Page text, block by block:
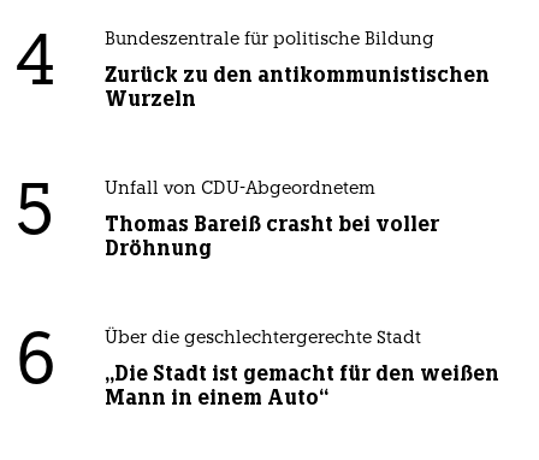
4 Bundeszentrale für politische Bildung
Zurück zu den antikommunistischen
Wurzeln
5 Unfall von CDU-Abgeordnetem
Thomas Bareiß crasht bei voller
Dröhnung
6 Über die geschlechtergerechte Stadt
„Die Stadt ist gemacht für den weißen
Mann in einem Auto“